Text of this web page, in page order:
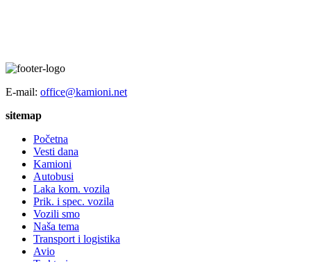
E-mail: office@kamioni.net
sitemap
Početna
Vesti dana
Kamioni
Autobusi
Laka kom. vozila
Prik. i spec. vozila
Vozili smo
Naša tema
Transport i logistika
Avio